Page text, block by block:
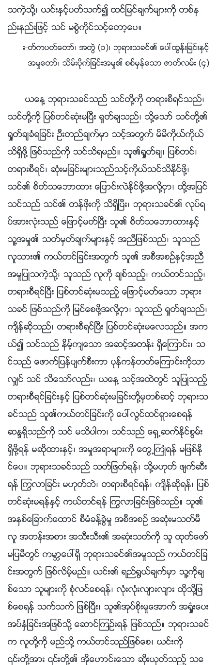
သကဲ့သို႔၊ ယင္းႏွင့္ပတ္သက္၍ ထင္ျမင္ခ်က္မ်ားကို တစ္န
ည္းနည္းျဖင့္ သင္ မစြဲကိုင္သင့္ေတာ့ေပ။
—ႏႈတ္ကပတ္ေတာ္၊ အတြဲ (၁)၊ ဘုရားသခင္၏ ေပၚထြန္းျခင္းႏွင့္
အမႈေတာ္၊ သိမ္းပိုက္ျခင္းအမႈ၏ စစ္မွန္ေသာ ဇာတ္လမ္း (၄)
ယေန႔ ဘုရားသခင္သည္ သင္တို႔ကို တရားစီရင္သည္၊
သင္တို႔ကို ျပစ္တင္ဆုံးမၿပီး ရႈတ္ခ်သည္၊ သို႔ေသာ္ သင္တို႔၏
ရႈတ္ခ်ခံရျခင္း ဦးတည္ခ်က္မွာ သင့္အတြက္ မိမိကိုယ္ကိုယ္
သိရွိဖို႔ ျဖစ္သည္ကို သင္သိရမည္။ သူ၏ရႈတ္ခ်၊ ျပစ္တင္၊
တရားစီရင္၊ ဆုံးမျခင္းမ်ားသည္သင့္ကိုယ္သင္သိႏိုင္ဖို႔၊
သင္၏ စိတ္သေဘာထား ေျပာင္းလဲႏိုင္ဖို႔အလို႔ငွာ၊ ထို႔အျပင္
သင္သည္ သင္၏ တန္ဖိုးကို သိရွိၿပီး၊ ဘုရားသခင္၏ လုပ္ရ
ပ္အားလုံးသည္ ေျဖာင့္မတ္ၿပီး သူ၏ စိတ္သေဘာထားႏွင့္
သူ႔အမႈ၏ သတ္မွတ္ခ်က္မ်ားႏွင့္ အညီျဖစ္သည္၊ သူသည္
လူသား၏ ကယ္တင္ျခင္းအတြက္ သူ၏ အစီအစဥ္ႏွင့္အညီ
အမႈျပဳသကဲ့သို႔၊ သူသည္ လူကို ခ်စ္သည့္၊ ကယ္တင္သည့္၊
တရားစီရင္ၿပီး ျပစ္တင္ဆုံးမသည့္ ေျဖာင့္မတ္ေသာ ဘုရား
သခင္ ျဖစ္သည္ကို ျမင္ေစဖို႔အလို႔ငွာ၊ သူသည္ ရႈတ္ခ်သည္၊
က်ိန္ဆိုသည္၊ တရားစီရင္ၿပီး ျပစ္တင္ဆုံးမေလသည္။ အက
ယ္၍ သင္သည္ နိမ့္က်ေသာ အဆင့္အတန္း ရွိေၾကာင္း၊ သ
င္သည္ ေဖာက္ျပန္ပ်က္စီးကာ ပုန္ကန္တတ္ေၾကာင္းကိုသာ
လွ်င္ သင္ သိေသာ္လည္း၊ ယေန႔ သင့္အထဲတြင္ သူျပဳသည့္
တရားစီရင္ျခင္းႏွင့္ ျပစ္တင္ဆုံးမျခင္းတို႔မွတစ္ဆင့္ ဘုရားသ
ခင္သည္ သူ၏ကယ္တင္ျခင္းကို ေပၚလြင္ထင္ရွားေစရန္
ဆႏၵရွိသည္ကို သင္ မသိပါက၊ သင္သည္ ေရွ႕ဆက္ႏိုင္စြမ္း
ရွိဖို႔ရန္ မဆိုထားႏွင့္၊ အမႈအရာမ်ားကို ေတြ႕ႀကဳံရန္ မျဖစ္ႏို
င္ေပ။ ဘုရားသခင္သည္ သတ္ျဖတ္ရန္၊ သို႔မဟုတ္ ဖ်က္ဆီး
ရန္ ႂကြလာျခင္း မဟုတ္ဘဲ၊ တရားစီရင္ရန္၊ က်ိန္ဆိုရန္၊ ျပစ္
တင္ဆုံးမရန္ႏွင့္ ကယ္တင္ရန္ ႂကြလာျခင္းျဖစ္သည္။ သူ၏
အႏွစ္ေျခာက္ေထာင္ စီမံခန္႔ခြဲမႈ အစီအစဥ္ အဆုံးမသတ္မီ
လူ အတန္းအစား အသီးသီး၏ အဆုံးသတ္ကို သူ ထုတ္ေဖာ္
မျပမီတြင္ ကမာၻေပၚရွိ ဘုရားသခင္၏အမႈသည္ ကယ္တင္ျခ
င္းအတြက္ ျဖစ္လိမ့္မည္။ ယင္း၏ ရည္႐ြယ္ခ်က္မွာ သူ႔ကိုခ်
စ္ေသာ သူမ်ားကို စုံလင္ေစရန္၊ လုံးလုံးလ်ားလ်ား ထိုသို႔ျဖ
စ္ေစရန္ သက္သက္ ျဖစ္ၿပီး၊ သူ၏အုပ္စိုးမႈေအာက္ အရႈံးေပး
အပ္ႏွံျခင္းအျဖစ္သို႔ ေဆာင္ၾကဥ္းရန္ ျဖစ္သည္။ ဘုရားသခင္
က လူတို႔ကို မည္သို႔ ကယ္တင္သည္ျဖစ္ေစ၊ ယင္းကို
၎တို႔အား ၎တို႔၏ အိုေဟာင္းေသာ ဆိုးယုတ္သည့္ သေ